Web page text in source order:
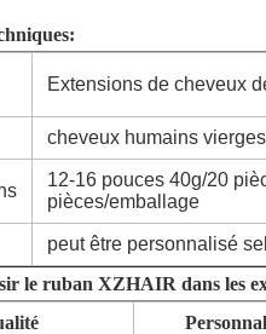
Extensions de cheveux
cheveux humains vierges
12-16 pouces 40g/20
pièces/emballage
peut être personnalisé
le ruban XZHAIR dans les